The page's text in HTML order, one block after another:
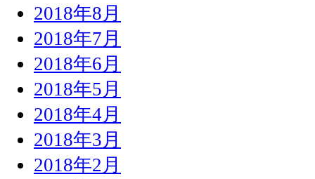
2018年8月
2018年7月
2018年6月
2018年5月
2018年4月
2018年3月
2018年2月